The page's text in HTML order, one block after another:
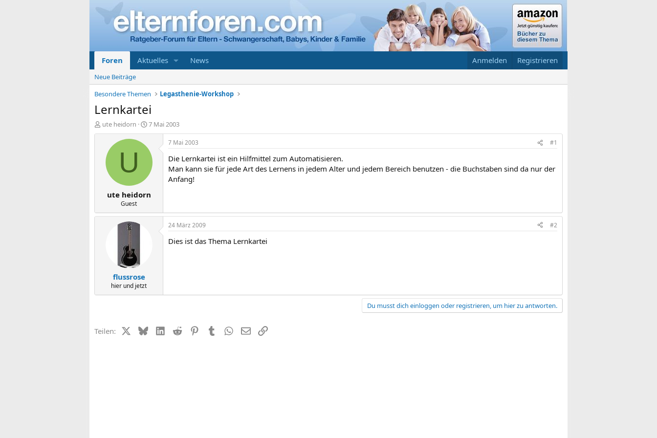
Foren Aktuelles News Anmelden Registrieren
Neue Beiträge
Besondere Themen
Legasthenie-Workshop
Lernkartei
E
r
ute heidorn
E
r
t
l
a
7 Mai 2003
U
ute heidorn
Guest
7 Mai 2003 #1
Die Lernkartei ist ein Hilfmittel zum Automatisieren.
Man kann sie für jede Art des Lernens in jedem Alter und jedem Bereich benutzen - die Buchstaben sind da nur der
Anfang!
flussrose
hier und jetzt
24 März 2009 #2
Dies ist das Thema Lernkartei
Du musst dich einloggen oder registrieren, um hier zu antworten.
Teilen: X (Twitter)
BlueskyLinkedIn
Reddit PinterestTumblrWhatsApp
E-MailLink